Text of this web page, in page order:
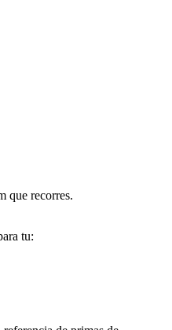
que recorres.
tu: